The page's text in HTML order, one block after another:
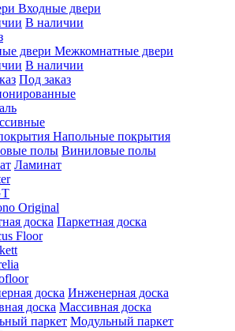
Входные двери
В наличии
Межкомнатные двери
В наличии
Под заказ
Напольные покрытия
Виниловые полы
Ламинат
Original
Паркетная доска
Floor
Инженерная доска
Массивная доска
Модульный паркет